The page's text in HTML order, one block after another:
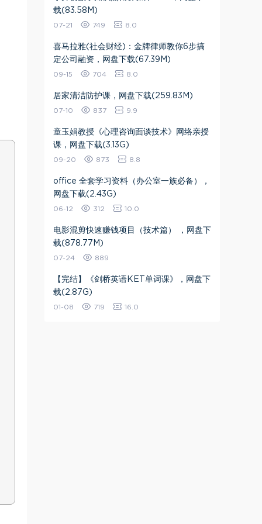
载(83.58M)
07-21 749 8.0
喜马拉雅(社会财经)：金牌律师教你6步搞
定公司融资，网盘下载(67.39M)
09-15 704 8.0
居家清洁防护课，网盘下载(259.83M)
07-10 837 9.9
​童玉娟教授《心理咨询面谈技术》网络亲授
课​，网盘下载(3.13G)
09-20 873 8.8
office 全套学习资料（办公室一族必备），
网盘下载(2.43G)
06-12 312 10.0
电影混剪快速赚钱项目（技术篇） ，网盘下
载(878.77M)
07-24 889
【完结】《剑桥英语KET单词课》，网盘下
载(2.87G)
01-08 719 16.0